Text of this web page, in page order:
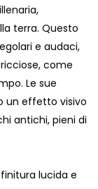
terra. Questo
e audaci,
come
Le sue
un effetto visivo
antichi, pieni di
lucida e